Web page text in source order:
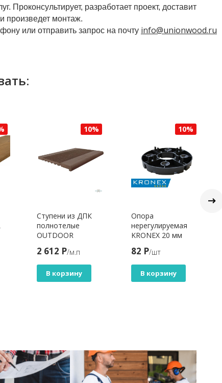
Проконсультирует, разработает проект, доставит
произведет монтаж.
или отправить запрос на почту info@unionwood.ru
10%
Ступени из ДПК
полнотелые
OUTDOOR
МИКС
2 612 Р/м.п
В корзину
10%
Опора
нерегулируемая
KRONEX 20 мм
82 Р/шт
В корзину